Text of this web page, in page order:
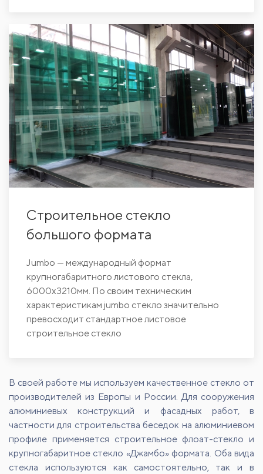
Строительное стекло
большого формата
Jumbo — международный формат
крупногабаритного листового стекла,
6000х3210мм. По своим техническим
характеристикам jumbo стекло значительно
превосходит стандартное листовое
строительное стекло
В своей работе мы используем качественное стекло от
производителей из Европы и России. Для сооружения
алюминиевых конструкций и фасадных работ, в
частности для строительства беседок на алюминиевом
профиле применяется строительное флоат-стекло и
крупногабаритное стекло «Джамбо» формата. Оба вида
стекла используются как самостоятельно, так и в